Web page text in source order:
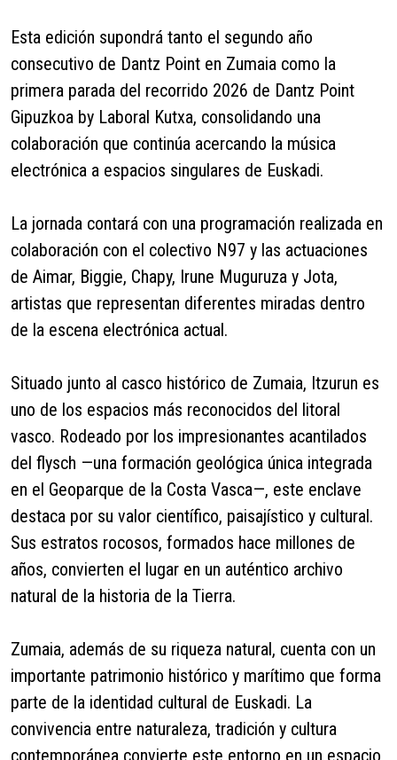
Esta edición supondrá tanto el segundo año
consecutivo de Dantz Point en Zumaia como la
primera parada del recorrido 2026 de Dantz Point
Gipuzkoa by Laboral Kutxa, consolidando una
colaboración que continúa acercando la música
electrónica a espacios singulares de Euskadi.
La jornada contará con una programación realizada en
colaboración con el colectivo N97 y las actuaciones
de Aimar, Biggie, Chapy, Irune Muguruza y Jota,
artistas que representan diferentes miradas dentro
de la escena electrónica actual.
Situado junto al casco histórico de Zumaia, Itzurun es
uno de los espacios más reconocidos del litoral
vasco. Rodeado por los impresionantes acantilados
del flysch —una formación geológica única integrada
en el Geoparque de la Costa Vasca—, este enclave
destaca por su valor científico, paisajístico y cultural.
Sus estratos rocosos, formados hace millones de
años, convierten el lugar en un auténtico archivo
natural de la historia de la Tierra.
Zumaia, además de su riqueza natural, cuenta con un
importante patrimonio histórico y marítimo que forma
parte de la identidad cultural de Euskadi. La
convivencia entre naturaleza, tradición y cultura
contemporánea convierte este entorno en un espacio